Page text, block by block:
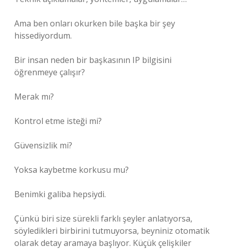
Ama ben onları okurken bile başka bir şey
hissediyordum.
Bir insan neden bir başkasının IP bilgisini
öğrenmeye çalışır?
Merak mı?
Kontrol etme isteği mi?
Güvensizlik mi?
Yoksa kaybetme korkusu mu?
Benimki galiba hepsiydi.
Çünkü biri size sürekli farklı şeyler anlatıyorsa,
söyledikleri birbirini tutmuyorsa, beyniniz otomatik
olarak detay aramaya başlıyor. Küçük çelişkiler